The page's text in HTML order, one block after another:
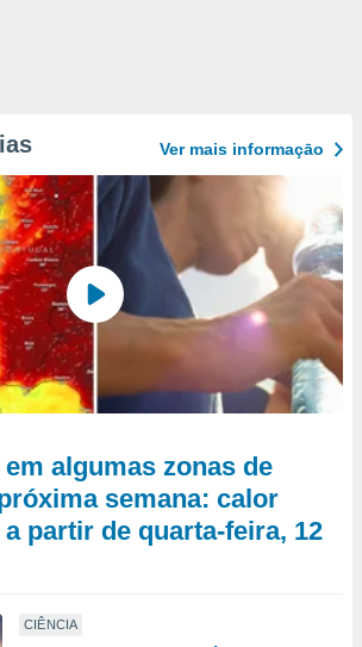
Ver mais informaçāo
em algumas zonas de
semana: calor
partir de quarta-feira, 12
CIÊNCIA